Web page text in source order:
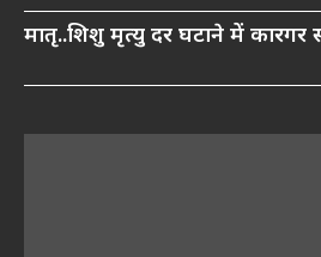
मातृ..शिशु मृत्यु दर घटाने में कारगर